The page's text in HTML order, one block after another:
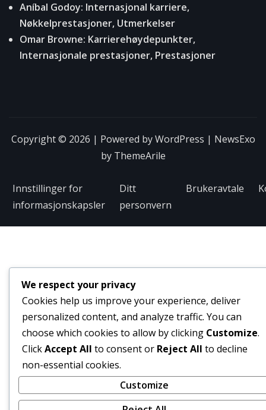
Aníbal Godoy: Internasjonal karriere,
Nøkkelprestasjoner, Utmerkelser
Omar Browne: Karrierehøydepunkter,
Internasjonale prestasjoner, Prestasjoner
Copyright © 2026 | Powered byWordPress | NewsExo
by ThemeArile
Innstillinger for
informasjonskapsler
Ditt
personvern
Brukeravtale
We respect your privacy
Cookies help us improve your experience, deliver
personalized content, and analyze traffic. You can
choose which cookies to allow by clicking Customize.
ClickAccept All to consent or Reject All to decline
non-essential cookies.
Customize